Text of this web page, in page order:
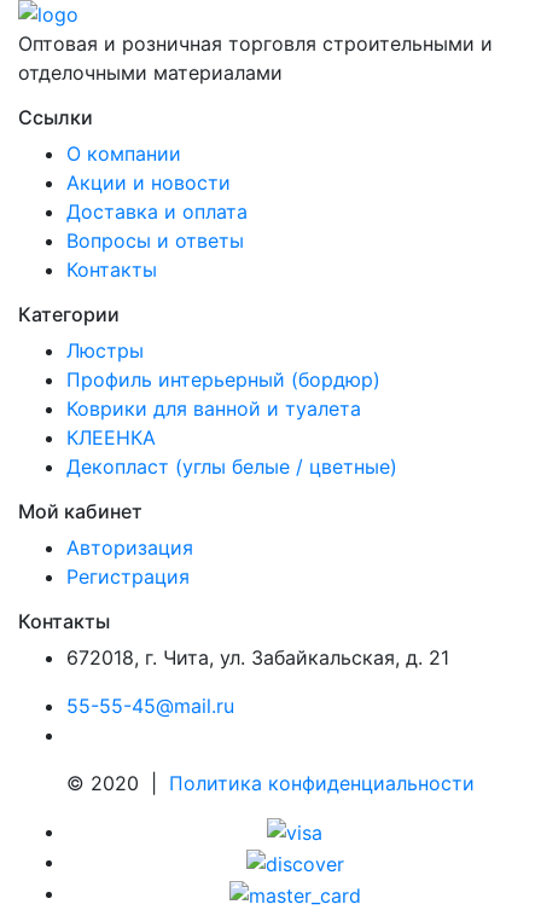
Оптовая и розничная торговля строительными и
отделочными материалами
Ссылки
О компании
Акции и новости
Доставка и оплата
Вопросы и ответы
Контакты
Категории
Люстры
Профиль интерьерный (бордюр)
Коврики для ванной и туалета
КЛЕЕНКА
Декопласт (углы белые / цветные)
Мой кабинет
Авторизация
Регистрация
Контакты
672018, г. Чита, ул. Забайкальская, д. 21
55-55-45@mail.ru
© 2020 | Политика конфиденциальности